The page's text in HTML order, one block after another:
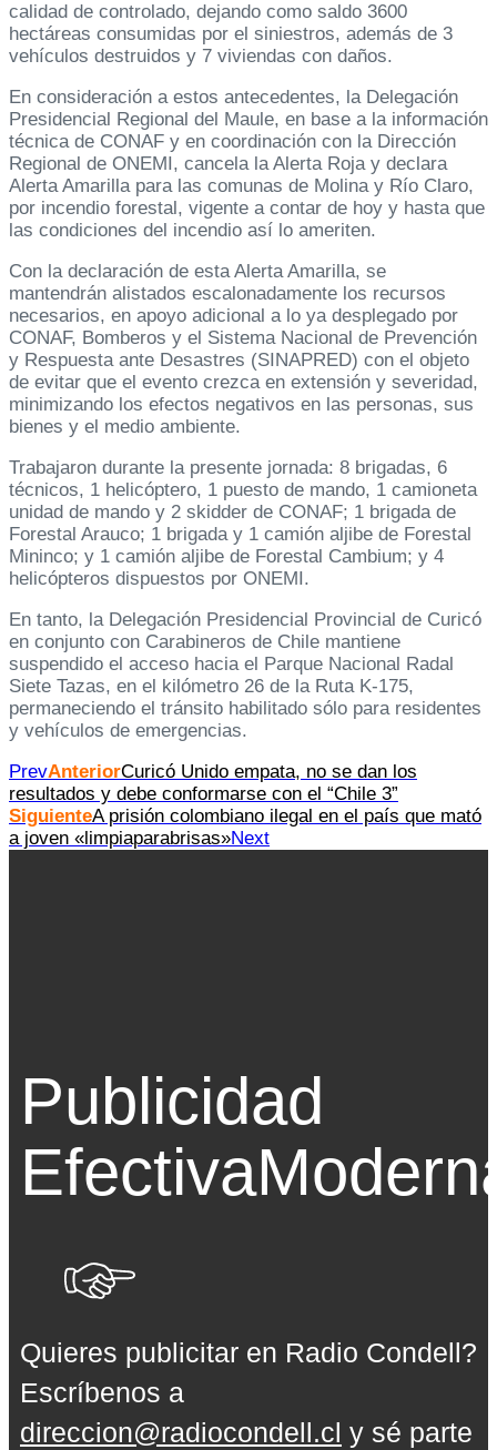
calidad de controlado, dejando como saldo 3600
hectáreas consumidas por el siniestros, además de 3
vehículos destruidos y 7 viviendas con daños.
En consideración a estos antecedentes, la Delegación
Presidencial Regional del Maule, en base a la información
técnica de CONAF y en coordinación con la Dirección
Regional de ONEMI, cancela la Alerta Roja y declara
Alerta Amarilla para las comunas de Molina y Río Claro,
por incendio forestal, vigente a contar de hoy y hasta que
las condiciones del incendio así lo ameriten.
Con la declaración de esta Alerta Amarilla, se
mantendrán alistados escalonadamente los recursos
necesarios, en apoyo adicional a lo ya desplegado por
CONAF, Bomberos y el Sistema Nacional de Prevención
y Respuesta ante Desastres (SINAPRED) con el objeto
de evitar que el evento crezca en extensión y severidad,
minimizando los efectos negativos en las personas, sus
bienes y el medio ambiente.
Trabajaron durante la presente jornada: 8 brigadas, 6
técnicos, 1 helicóptero, 1 puesto de mando, 1 camioneta
unidad de mando y 2 skidder de CONAF; 1 brigada de
Forestal Arauco; 1 brigada y 1 camión aljibe de Forestal
Mininco; y 1 camión aljibe de Forestal Cambium; y 4
helicópteros dispuestos por ONEMI.
En tanto, la Delegación Presidencial Provincial de Curicó
en conjunto con Carabineros de Chile mantiene
suspendido el acceso hacia el Parque Nacional Radal
Siete Tazas, en el kilómetro 26 de la Ruta K-175,
permaneciendo el tránsito habilitado sólo para residentes
y vehículos de emergencias.
PrevAnteriorCuricó Unido empata, no se dan los
resultados y debe conformarse con el “Chile 3”
SiguienteA prisión colombiano ilegal en el país que mató
a joven «limpiaparabrisas»Next
Publicidad
Efectiva
Quieres publicitar en Radio Condell?
Escríbenos a
direccion@radiocondell.cl y sé parte